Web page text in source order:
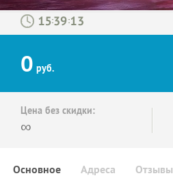
: :
0 руб.
Цена без скидки:
∞
Основное Отзывы
Адреса